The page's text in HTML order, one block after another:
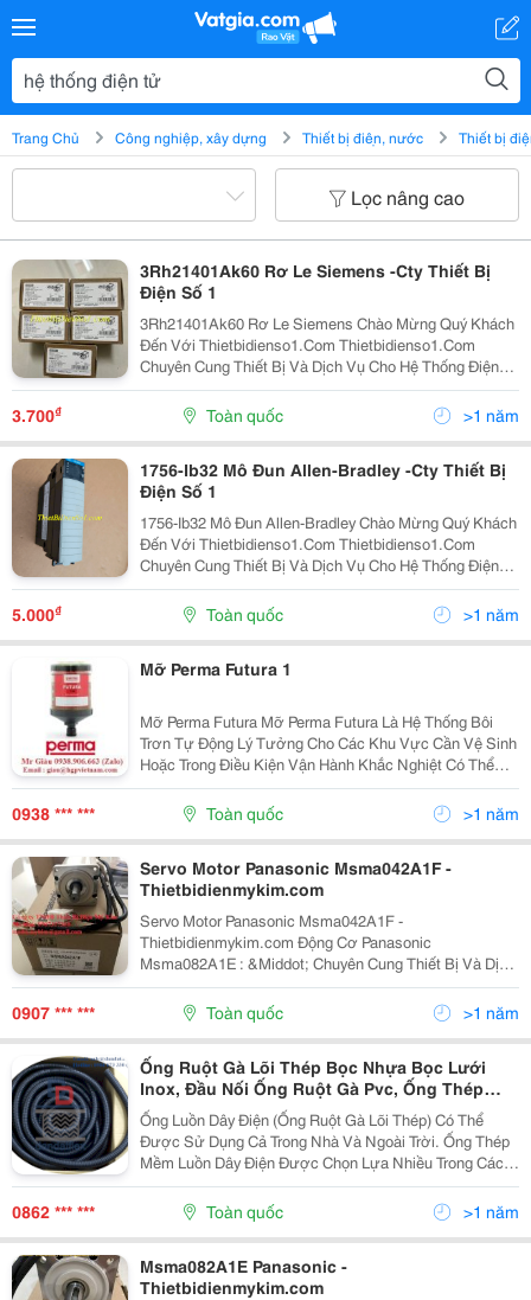
Trang Chủ Công nghiệp, xây dựng Thiết bị điện, nước Thiết bị
Lọc nâng cao
3Rh21401Ak60 Rơ Le Siemens -Cty Thiết Bị
Điện Số 1
3Rh21401Ak60 Rơ Le Siemens Chào Mừng Quý Khách
Đến Với Thietbidienso1.Com Thietbidienso1.Com
Chuyên Cung Thiết Bị Và Dịch Vụ Cho Hệ Thống Điện
Tự Động Trong Công Nghiệp Cũng Như Điện Dân Dụng.
Chúng Tôi Tự Hào Là Nhà Cung Cấp Thiết Bị Điện Cho...
3.700₫ Toàn quốc >1 năm
1756-Ib32 Mô Đun Allen-Bradley -Cty Thiết Bị
Điện Số 1
1756-Ib32 Mô Đun Allen-Bradley Chào Mừng Quý Khách
Đến Với Thietbidienso1.Com Thietbidienso1.Com
Chuyên Cung Thiết Bị Và Dịch Vụ Cho Hệ Thống Điện
Tự Động Trong Công Nghiệp Cũng Như Điện Dân Dụng.
Chúng Tôi Tự Hào Là Nhà Cung Cấp Thiết Bị Điện...
5.000₫ Toàn quốc >1 năm
Mỡ Perma Futura 1
Mỡ Perma Futura Mỡ Perma Futura Là Hệ Thống Bôi
Trơn Tự Động Lý Tưởng Cho Các Khu Vực Cần Vệ Sinh
Hoặc Trong Điều Kiện Vận Hành Khắc Nghiệt Có Thể
Dẫn Đến Ăn Mòn Chất Bôi Trơn Kim Loại Hoặc Hệ
Thống Điện Tử. Nguyên Lý Hoạt Động Đáng Tin Cậy Của
0938 *** *** Toàn quốc >1 năm
Servo Motor Panasonic Msma042A1F -
Thietbidienmykim.com
Servo Motor Panasonic Msma042A1F -
Thietbidienmykim.com Động Cơ Panasonic
Msma082A1E : &Middot; Chuyên Cung Thiết Bị Và Dịch
Vụ Cho Hệ Thống Điện Tự Động Trong Công Nghiệp
Cũng Như Điện Dân Dụng Công Ty Tnhh Thiết Bị Điện
Mỹ Kim, ...
0907 *** *** Toàn quốc >1 năm
Ống Ruột Gà Lõi Thép Bọc Nhựa Bọc Lưới
Inox, Đầu Nối Ống Ruột Gà Pvc, Ống Thép
Luồn Dây Điện Phi 34
Ống Luồn Dây Điện (Ống Ruột Gà Lõi Thép) Có Thể
Được Sử Dụng Cả Trong Nhà Và Ngoài Trời. Ống Thép
Mềm Luồn Dây Điện Được Chọn Lựa Nhiều Trong Các
Công Trình Thi Công Điện Như: Hệ Thống Điện Tự Động
Hóa Hệ Thống Dây Chuyền Tự Động Tủ Điều...
0862 *** *** Toàn quốc >1 năm
Msma082A1E Panasonic -
Thietbidienmykim.com